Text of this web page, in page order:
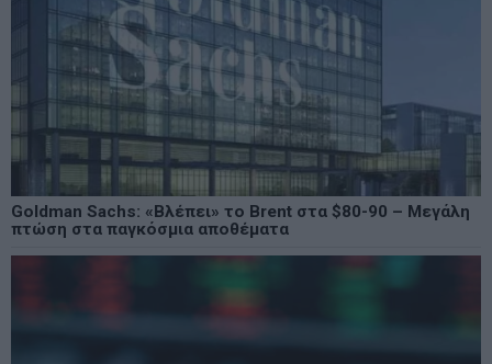
Goldman Sachs: «Βλέπει» το Brent στα $80-90 – Μεγάλη
πτώση στα παγκόσμια αποθέματα